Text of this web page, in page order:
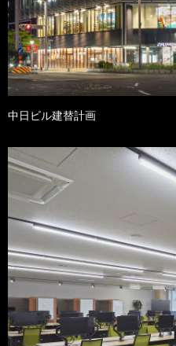
中日ビル建替計画